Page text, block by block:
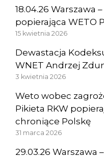
18.04.26 Warszawa
popierająca WETO
15 kwietnia 2026
Dewastacja
WNET Andrzej
3 kwietnia 2026
Weto wobec
Pikieta RKW
chroniące Polskę
31 marca 2026
29.03.26 Warszawa